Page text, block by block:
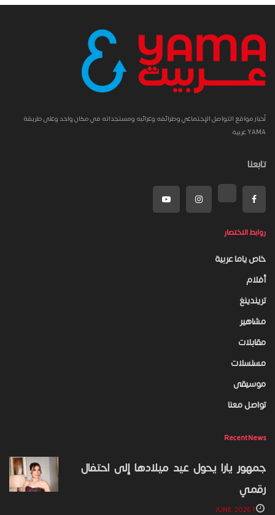
أخبار مواقع التواصل الإجتماعي وطرائفه وغرائبه ومستجداته في مكان واحد وعلى طريقة
YAMA عربية
تابعنا
روابط الاختصار
خاص ياما عربية
أفلام
تريندينغ
مشاهير
مقابلات
مسلسلات
موسيقى
تواصل معنا
Recent News
جمهور يارا يحول عيد ميلادها إلى احتفال
رقمي